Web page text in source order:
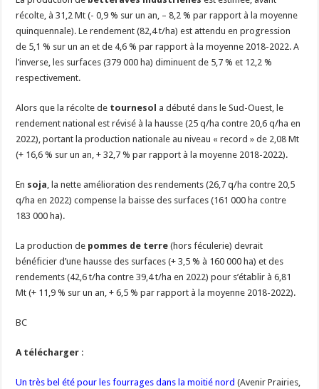
récolte, à 31,2 Mt (- 0,9 % sur un an, – 8,2 % par rapport à la moyenne
quinquennale). Le rendement (82,4 t/ha) est attendu en progression
de 5,1 % sur un an et de 4,6 % par rapport à la moyenne 2018-2022. A
l’inverse, les surfaces (379 000 ha) diminuent de 5,7 % et 12,2 %
respectivement.
Alors que la récolte de tournesol a débuté dans le Sud-Ouest, le
rendement national est révisé à la hausse (25 q/ha contre 20,6 q/ha en
2022), portant la production nationale au niveau « record » de 2,08 Mt
(+ 16,6 % sur un an, + 32,7 % par rapport à la moyenne 2018-2022).
En soja, la nette amélioration des rendements (26,7 q/ha contre 20,5
q/ha en 2022) compense la baisse des surfaces (161 000 ha contre
183 000 ha).
La production de pommes de terre (hors féculerie) devrait
bénéficier d’une hausse des surfaces (+ 3,5 % à 160 000 ha) et des
rendements (42,6 t/ha contre 39,4 t/ha en 2022) pour s’établir à 6,81
Mt (+ 11,9 % sur un an, + 6,5 % par rapport à la moyenne 2018-2022).
BC
A télécharger :
Un très bel été pour les fourrages dans la moitié nord (Avenir Prairies,